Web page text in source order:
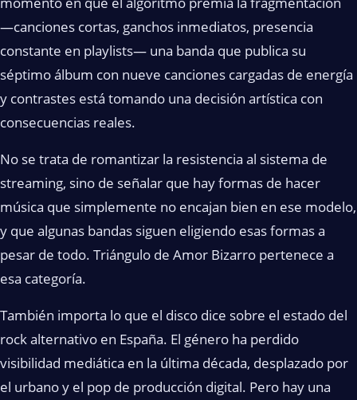
—canciones cortas, ganchos inmediatos, presencia
constante en playlists— una banda que publica su
séptimo álbum con nueve canciones cargadas de energía
y contrastes está tomando una decisión artística con
consecuencias reales.
No se trata de romantizar la resistencia al sistema de
streaming, sino de señalar que hay formas de hacer
música que simplemente no encajan bien en ese modelo,
y que algunas bandas siguen eligiendo esas formas a
pesar de todo. Triángulo de Amor Bizarro pertenece a
esa categoría.
También importa lo que el disco dice sobre el estado del
rock alternativo en España. El género ha perdido
visibilidad mediática en la última década, desplazado por
el urbano y el pop de producción digital. Pero hay una